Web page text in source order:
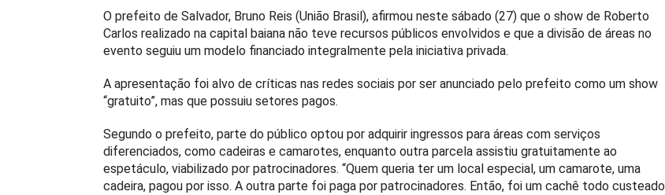
O prefeito de Salvador, Bruno Reis (União Brasil), afirmou neste sábado (27) que o show de Roberto
Carlos realizado na capital baiana não teve recursos públicos envolvidos e que a divisão de áreas no
evento seguiu um modelo financiado integralmente pela iniciativa privada.
A apresentação foi alvo de críticas nas redes sociais por ser anunciado pelo prefeito como um show
“gratuito”, mas que possuiu setores pagos.
Segundo o prefeito, parte do público optou por adquirir ingressos para áreas com serviços
diferenciados, como cadeiras e camarotes, enquanto outra parcela assistiu gratuitamente ao
espetáculo, viabilizado por patrocinadores. “Quem queria ter um local especial, um camarote, uma
cadeira, pagou por isso. A outra parte foi paga por patrocinadores. Então, foi um cachê todo custeado